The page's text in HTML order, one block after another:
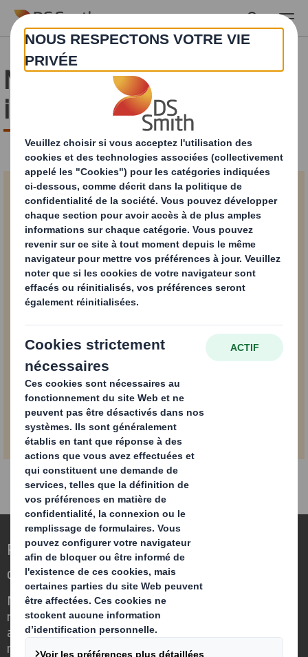
Skip to main content
Merci pour votre
inscription !
Merci pour votre
inscription !
Télécharger
Repenser l’emballage pour un monde qui
change
Nous faisons la différence parce que
nous avons su voir en quoi l'emballage
avait un rôle important à jouer dans le
monde qui nous entoure.